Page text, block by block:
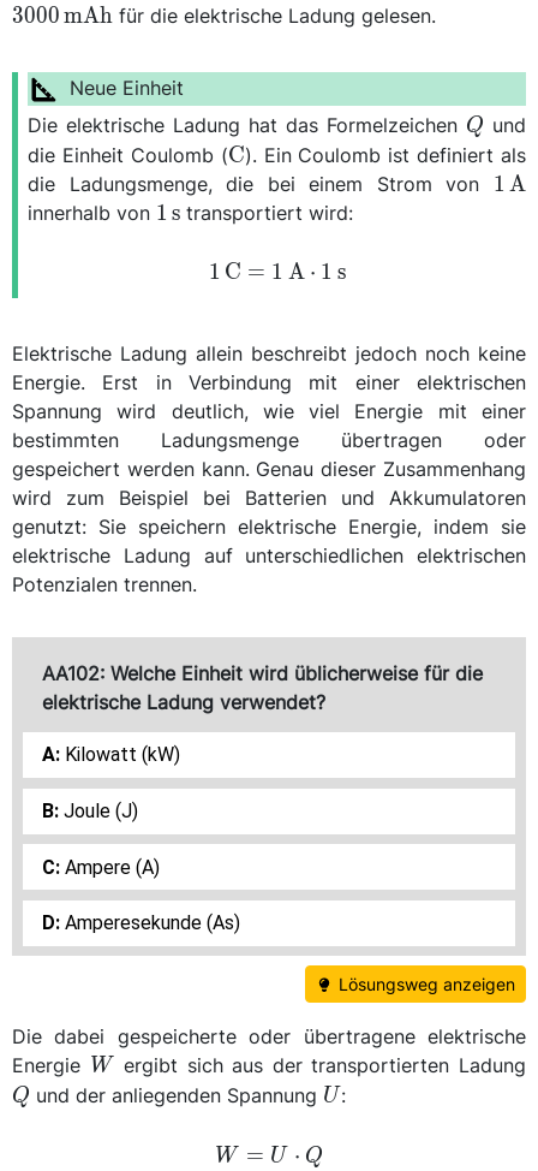
3000mAh für die elektrische Ladung gelesen.
Die elektrische Ladung hat das Formelzeichen Q
Q und
die Einheit Coulomb (\unit{\coulomb}
C). Ein Coulomb ist definiert als
die Ladungsmenge, die bei einem Strom von 1 A
innerhalb von \qty{1}
1 s transportiert wird:
\qty{1}
{\coulomb}
{\ampere}
\cdot
\qty{1}
{\second}
1 C = 1 A ⋅ 1 s
Elektrische Ladung allein beschreibt jedoch noch keine
Energie. Erst in Verbindung mit einer elektrischen
Spannung wird deutlich, wie viel Energie mit einer
bestimmten Ladungsmenge übertragen oder
gespeichert werden kann. Genau dieser Zusammenhang
wird zum Beispiel bei Batterien und Akkumulatoren
genutzt: Sie speichern elektrische Energie, indem sie
elektrische Ladung auf unterschiedlichen elektrischen
Potenzialen trennen.
AA102: Welche Einheit wird üblicherweise für die
elektrische Ladung verwendet?
Kilowatt (kW)
Joule (J)
Ampere (A)
Amperesekunde (As)
Lösungsweg anzeigen
Die dabei gespeicherte oder übertragene elektrische
Energie W
W ergibt sich aus der transportierten Ladung
Q und der anliegenden Spannung U
U :
W =
W = U ⋅ Q